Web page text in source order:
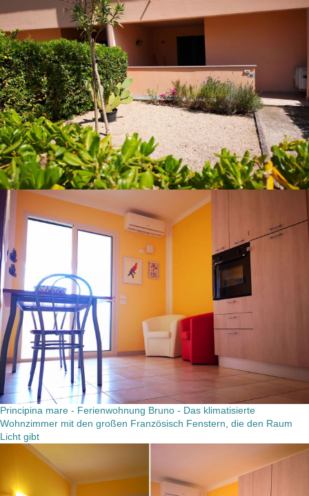
Principina mare - Ferienwohnung Bruno - Das klimatisierte
Wohnzimmer mit den großen Französisch Fenstern, die den Raum
Licht gibt